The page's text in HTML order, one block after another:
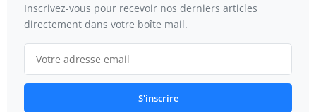
Inscrivez-vous pour recevoir nos derniers articles
directement dans votre boîte mail.
S'inscrire